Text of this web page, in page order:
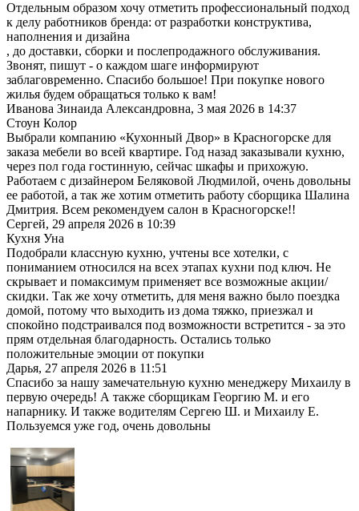
Отдельным образом хочу отметить профессиональный подход
к делу работников бренда: от разработки конструктива,
наполнения и дизайна
, до доставки, сборки и послепродажного обслуживания.
Звонят, пишут - о каждом шаге информируют
заблаговременно. Спасибо большое! При покупке нового
жилья будем обращаться только к вам!
Иванова Зинаида Александровна, 3 мая 2026 в 14:37
Стоун Колор
Выбрали компанию «Кухонный Двор» в Красногорске для
заказа мебели во всей квартире. Год назад заказывали кухню,
через пол года гостинную, сейчас шкафы и прихожую.
Работаем с дизайнером Беляковой Людмилой, очень довольны
ее работой, а так же хотим отметить работу сборщика Шалина
Дмитрия. Всем рекомендуем салон в Красногорске!!
Сергей, 29 апреля 2026 в 10:39
Кухня Уна
Подобрали классную кухню, учтены все хотелки, с
пониманием относился на всех этапах кухни под ключ. Не
скрывает и помаксимум применяет все возможные акции/
скидки. Так же хочу отметить, для меня важно было поездка
домой, потому что выходить из дома тяжко, приезжал и
спокойно подстраивался под возможности встретится - за это
прям отдельная благодарность. Остались только
положительные эмоции от покупки
Дарья, 27 апреля 2026 в 11:51
Спасибо за нашу замечательную кухню менеджеру Михаилу в
первую очередь! А также сборщикам Георгию М. и его
напарнику. И также водителям Сергею Ш. и Михаилу Е.
Пользуемся уже год, очень довольны